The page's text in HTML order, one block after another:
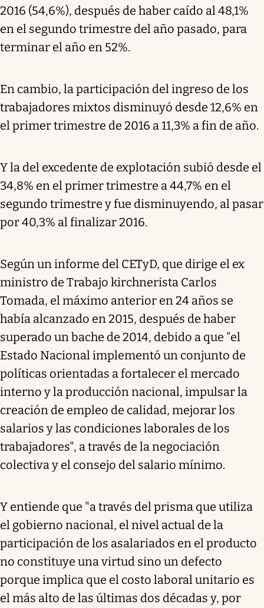
2016 (54,6%), después de haber caído al 48,1%
en el segundo trimestre del año pasado, para
terminar el año en 52%.
En cambio, la participación del ingreso de los
trabajadores mixtos disminuyó desde 12,6% en
el primer trimestre de 2016 a 11,3% a fin de año.
Y la del excedente de explotación subió desde el
34,8% en el primer trimestre a 44,7% en el
segundo trimestre y fue disminuyendo, al pasar
por 40,3% al finalizar 2016.
Según un informe del CETyD, que dirige el ex
ministro de Trabajo kirchnerista Carlos
Tomada, el máximo anterior en 24 años se
había alcanzado en 2015, después de haber
superado un bache de 2014, debido a que "el
Estado Nacional implementó un conjunto de
políticas orientadas a fortalecer el mercado
interno y la producción nacional, impulsar la
creación de empleo de calidad, mejorar los
salarios y las condiciones laborales de los
trabajadores", a través de la negociación
colectiva y el consejo del salario mínimo.
Y entiende que "a través del prisma que utiliza
el gobierno nacional, el nivel actual de la
participación de los asalariados en el producto
no constituye una virtud sino un defecto
porque implica que el costo laboral unitario es
el más alto de las últimas dos décadas y, por